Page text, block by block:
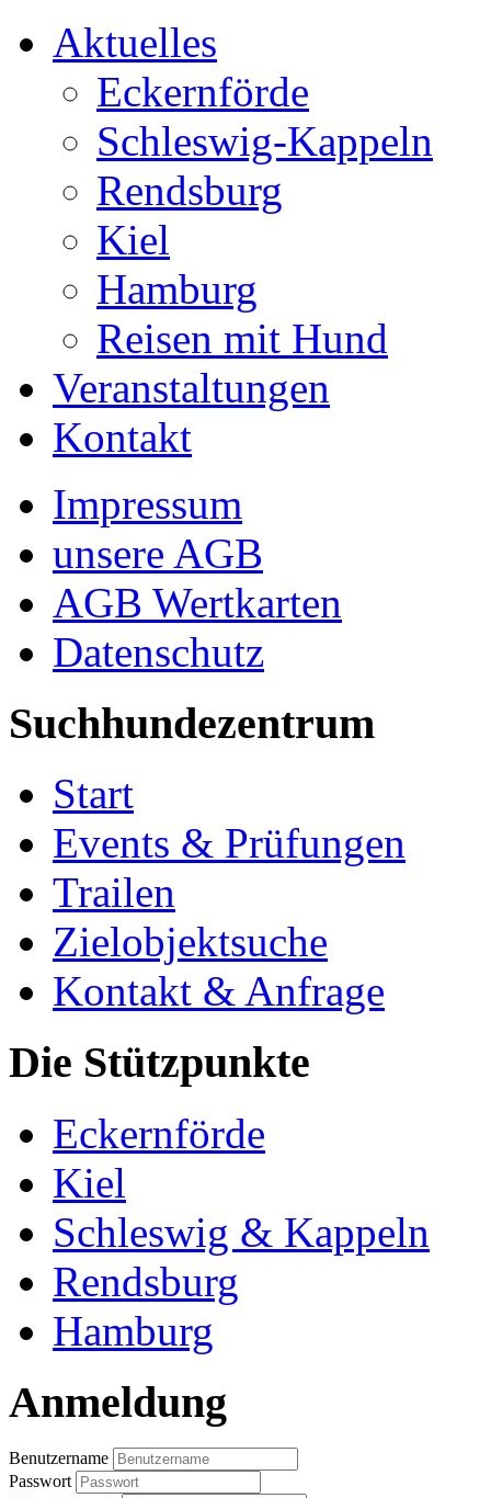
Aktuelles
Eckernförde
Schleswig-Kappeln
Rendsburg
Kiel
Hamburg
Reisen mit Hund
Veranstaltungen
Kontakt
Impressum
unsere AGB
AGB Wertkarten
Datenschutz
Suchhundezentrum
Start
Events & Prüfungen
Trailen
Zielobjektsuche
Kontakt & Anfrage
Die Stützpunkte
Eckernförde
Kiel
Schleswig & Kappeln
Rendsburg
Hamburg
Anmeldung
Benutzername
Passwort